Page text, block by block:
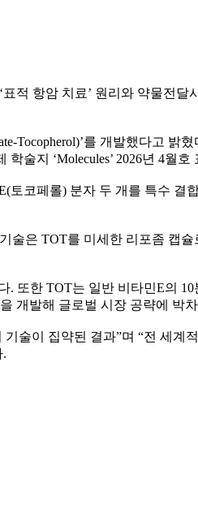
항암 치료’ 원리와 약물전달
Tocopherol)’를 개발했다고 밝
술지 ‘Molecules’ 2026년 4월호
코페롤) 분자 두 개를 특수 결
은 TOT를 미세한 리포좀 캡
또한 TOT는 일반 비타민E의
개발해 글로벌 시장 공략에 박
술이 집약된 결과”며 “전 세계
.